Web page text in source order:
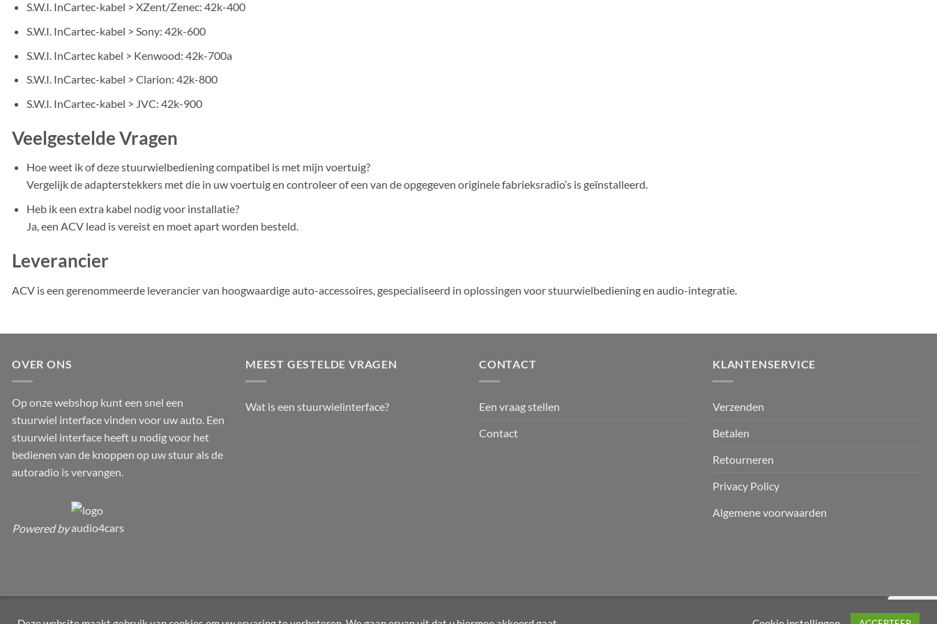
S.W.I. InCartec-kabel > XZent/Zenec: 42k-400
S.W.I. InCartec-kabel > Sony: 42k-600
S.W.I. InCartec kabel > Kenwood: 42k-700a
S.W.I. InCartec-kabel > Clarion: 42k-800
S.W.I. InCartec-kabel > JVC: 42k-900
Veelgestelde Vragen
Hoe weet ik of deze stuurwielbediening compatibel is met mijn voertuig?
Vergelijk de adapterstekkers met die in uw voertuig en controleer of een van de opgegeven originele fabrieksradio’s is geïnstalleerd.
Heb ik een extra kabel nodig voor installatie?
Ja, een ACV lead is vereist en moet apart worden besteld.
Leverancier
ACV is een gerenommeerde leverancier van hoogwaardige auto-accessoires, gespecialiseerd in oplossingen voor stuurwielbediening en audio-integratie.
OVER ONS
Op onze webshop kunt een snel een
stuurwiel interface vinden voor uw auto. Een
stuurwiel interface heeft u nodig voor het
bedienen van de knoppen op uw stuur als de
autoradio is vervangen.
Powered by
MEEST GESTELDE VRAGEN
Wat is een stuurwielinterface?
CONTACT
Een vraag stellen
Contact
KLANTENSERVICE
Verzenden
Betalen
Retourneren
Privacy Policy
Algemene voorwaarden
IDeal Sepa Klarna Bancontact